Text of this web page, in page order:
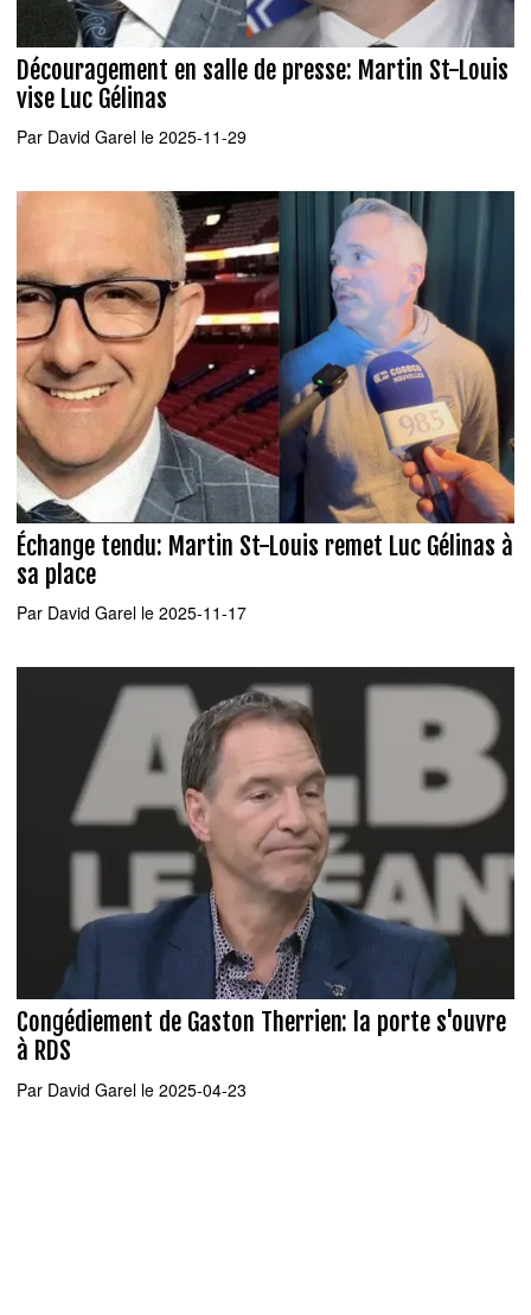
Découragement en salle de presse: Martin St-Louis
vise Luc Gélinas
Par David Garel le 2025-11-29
Échange tendu: Martin St-Louis remet Luc Gélinas à
sa place
Par David Garel le 2025-11-17
Congédiement de Gaston Therrien: la porte s'ouvre
à RDS
Par David Garel le 2025-04-23